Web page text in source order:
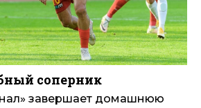
соперник
завершает домашнюю